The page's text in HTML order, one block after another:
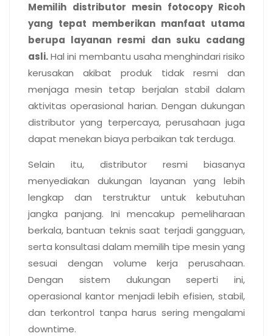
Memilih distributor mesin fotocopy Ricoh
yang tepat memberikan manfaat utama
berupa layanan resmi dan suku cadang
asli.Hal ini membantu usaha menghindari risiko
kerusakan akibat produk tidak resmi dan
menjaga mesin tetap berjalan stabil dalam
aktivitas operasional harian. Dengan dukungan
distributor yang terpercaya, perusahaan juga
dapat menekan biaya perbaikan tak terduga.
Selain itu, distributor resmi biasanya
menyediakan dukungan layanan yang lebih
lengkap dan terstruktur untuk kebutuhan
jangka panjang. Ini mencakup pemeliharaan
berkala, bantuan teknis saat terjadi gangguan,
serta konsultasi dalam memilih tipe mesin yang
sesuai dengan volume kerja perusahaan.
Dengan sistem dukungan seperti ini,
operasional kantor menjadi lebih efisien, stabil,
dan terkontrol tanpa harus sering mengalami
downtime.